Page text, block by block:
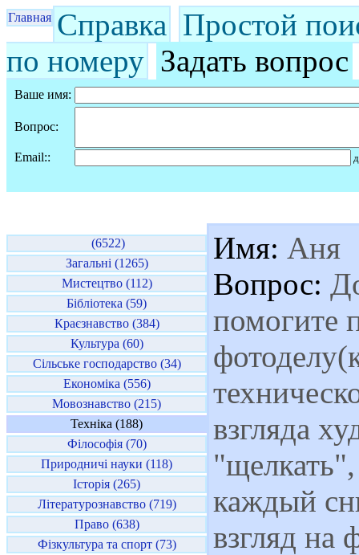
Главная Справка Простой
по номеру Задать вопрос
Ваше имя:
Вопрос:
Email::
(6522)
Загальні (1265)
Мистецтво (112)
Бібліотека (59)
Краєзнавство (384)
Культура (60)
Сільське господарство (34)
Економіка (556)
Мовознавство (215)
Техніка (188)
Філософія (70)
Природничі науки (118)
Історія (265)
Літературознавство (719)
Право (638)
Фізкультура та спорт (73)
Имя: Аня
Вопрос:
помогите
взгляда
"щелкать",
каждый
взгляд на